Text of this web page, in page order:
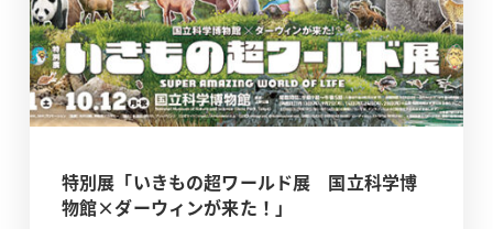
特別展「いきもの超ワールド展 国立科学博
物館×ダーウィンが来た！」